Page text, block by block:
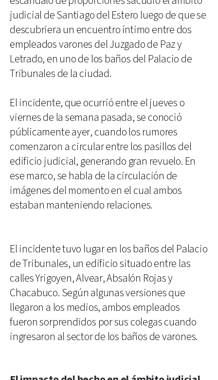
judicial de Santiago del Estero luego de que se
descubriera un encuentro íntimo entre dos
empleados varones del Juzgado de Paz y
Letrado, en uno de los baños del Palacio de
Tribunales de la ciudad.
El incidente, que ocurrió entre el jueves o
viernes de la semana pasada, se conoció
públicamente ayer, cuando los rumores
comenzaron a circular entre los pasillos del
edificio judicial, generando gran revuelo. En
ese marco, se habla de la circulación de
imágenes del momento en el cual ambos
estaban manteniendo relaciones.
El incidente tuvo lugar en los baños del Palacio
de Tribunales, un edificio situado entre las
calles Yrigoyen, Alvear, Absalón Rojas y
Chacabuco. Según algunas versiones que
llegaron a los medios, ambos empleados
fueron sorprendidos por sus colegas cuando
ingresaron al sector de los baños de varones.